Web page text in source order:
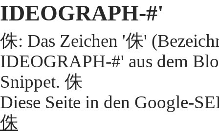
IDEOGRAPH-#'
侏: Das Zeichen '侏'
IDEOGRAPH-#' aus dem
Snippet. 侏
Diese Seite in den Google-
侏